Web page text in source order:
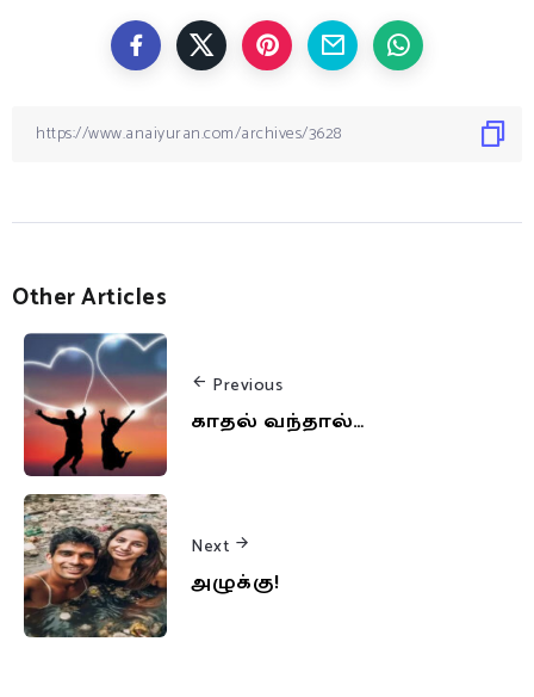
Other Articles
Previous
காதல் வந்தால்…
Next
அழுக்கு!